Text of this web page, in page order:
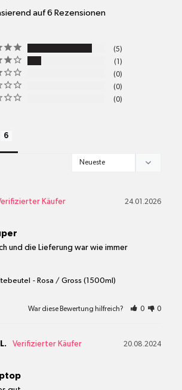
pro
auf 6 Rezensionen
5
1
0
0
0
24.01.2026
und die Lieferung war wie immer
Rosa / Gross (1500ml)
War diese Bewertung hilfreich? 0 0
20.08.2024